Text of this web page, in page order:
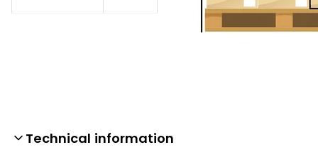
Technical information